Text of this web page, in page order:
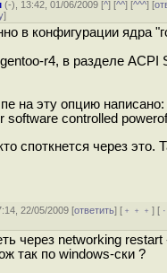
(-), 13:42, 01/06/2009 [^] [^^] [^^^] [
]
в конфигурации ядра
r4, в разделе ACPI
на эту опцию
software controlled
споткнется через это.
22/05/2009 [ответить] [ ﹢﹢﹢] [
через networking restart
так по windows-ски ?